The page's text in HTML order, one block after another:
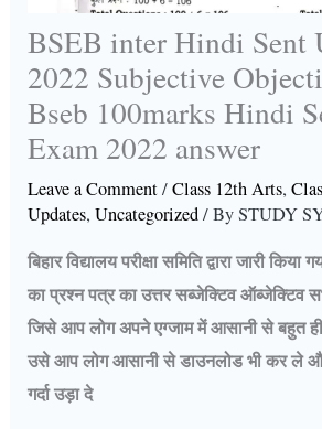
BSEB inter Hindi Sent
2022 Subjective
Bseb 100marks Hindi
Exam 2022 answer
Leave a Comment/Class 12th Arts,
Updates,Uncategorized/ BySTUDY
बिहार विद्यालय परीक्षा समिति द्वारा जारी
का प्रश्न पत्र का उत्तर सब्जेक्टिव ऑब्जेक्टिव
जिसे आप लोग अपने एग्जाम में आसानी से बहुत
उसे आप लोग आसानी से डाउनलोड भी कर ले
गर्दा उड़ा दे